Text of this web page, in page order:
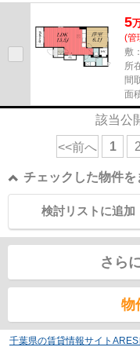
5
(管
敷
所
間
面
該当公
<<前へ 1 2
チェックした物件を
検討リストに追加
さら
物
千葉県の賃貸情報サイト